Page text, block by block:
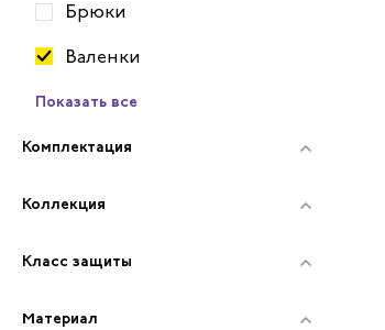
Брюки
Валенки
Показать все
Комплектация
Коллекция
Класс защиты
Материал